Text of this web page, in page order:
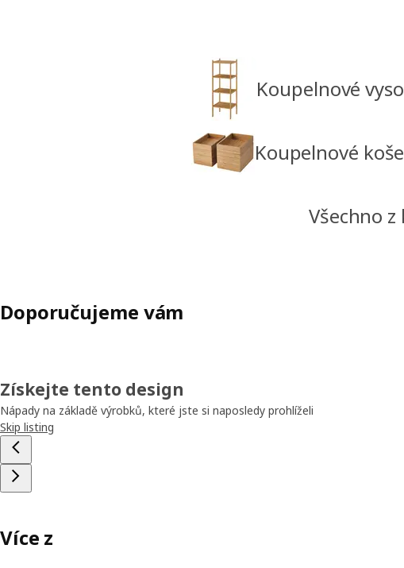
Koupelnové
Koupelnové
Všechno
Doporučujeme vám
Získejte tento design
Nápady na základě výrobků, které jste si naposledy prohlíželi
Skip listing
Více z